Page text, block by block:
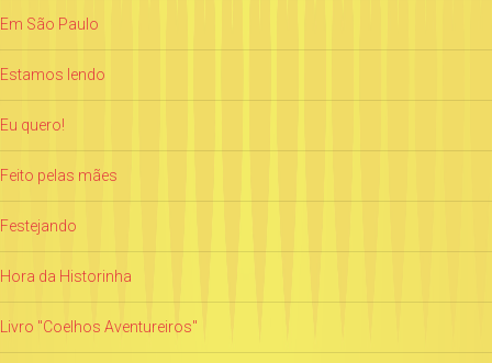
Em São Paulo
Estamos lendo
Eu quero!
Feito pelas mães
Festejando
Hora da Historinha
Livro "Coelhos Aventureiros"